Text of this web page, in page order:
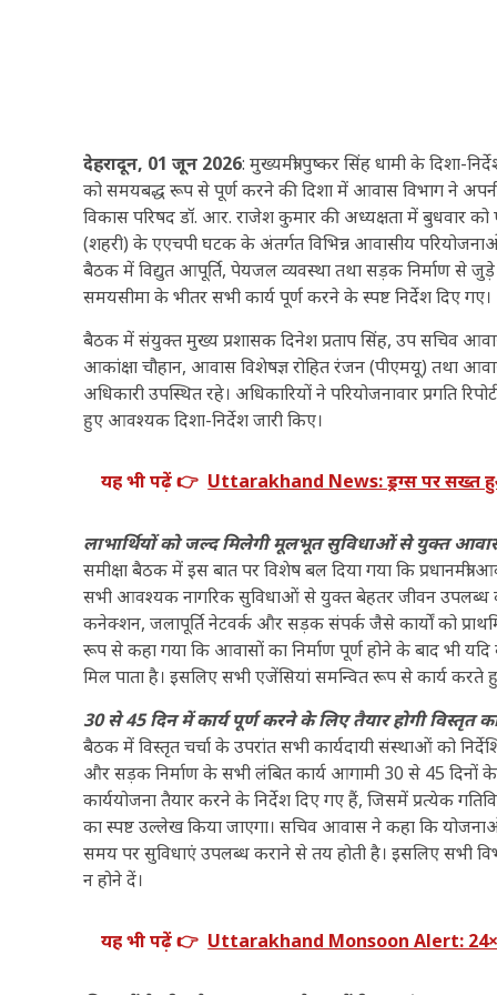
देहरादून, 01 जून 2026: मुख्यमंत्री पुष्कर सिंह धामी के दिशा-
को समयबद्ध रूप से पूर्ण करने की दिशा में आवास विभाग ने
विकास परिषद डॉ. आर. राजेश कुमार की अध्यक्षता में बुधवार
(शहरी) के एएचपी घटक के अंतर्गत विभिन्न आवासीय
बैठक में विद्युत आपूर्ति, पेयजल व्यवस्था तथा सड़क निर्माण से जुड़े
समयसीमा के भीतर सभी कार्य पूर्ण करने के स्पष्ट निर्देश दिए गए।
बैठक में संयुक्त मुख्य प्रशासक दिनेश प्रताप सिंह, उप सचिव
आकांक्षा चौहान, आवास विशेषज्ञ रोहित रंजन (पीएमयू) तथा
अधिकारी उपस्थित रहे। अधिकारियों ने परियोजनावार प्रगति
हुए आवश्यक दिशा-निर्देश जारी किए।
यह भी पढ़ें 👉 Uttarakhand News: ड्रग्स पर सख्त
लाभार्थियों को जल्द मिलेगी मूलभूत सुविधाओं से युक्त
समीक्षा बैठक में इस बात पर विशेष बल दिया गया कि
सभी आवश्यक नागरिक सुविधाओं से युक्त बेहतर जीवन उपलब्ध
कनेक्शन, जलापूर्ति नेटवर्क और सड़क संपर्क जैसे कार्यों को
रूप से कहा गया कि आवासों का निर्माण पूर्ण होने के बाद भी यदि
मिल पाता है। इसलिए सभी एजेंसियां समन्वित रूप से कार्य करते
30 से 45 दिन में कार्य पूर्ण करने के लिए तैयार होगी विस्तृत
बैठक में विस्तृत चर्चा के उपरांत सभी कार्यदायी संस्थाओं को
और सड़क निर्माण के सभी लंबित कार्य आगामी 30 से 45 दिनों
कार्ययोजना तैयार करने के निर्देश दिए गए हैं, जिसमें प्रत्येक
का स्पष्ट उल्लेख किया जाएगा। सचिव आवास ने कहा कि
समय पर सुविधाएं उपलब्ध कराने से तय होती है। इसलिए सभी
न होने दें।
यह भी पढ़ें 👉 Uttarakhand Monsoon Alert: 24×7